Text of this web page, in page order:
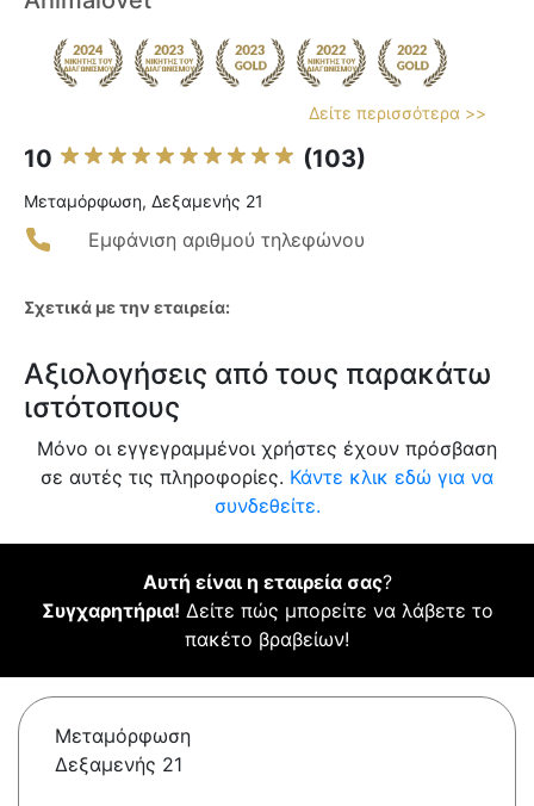
Δείτε περισσότερα >>
10 (103)
Μεταμόρφωση, Δεξαμενής 21
Εμφάνιση αριθμού τηλεφώνου
Σχετικά με την εταιρεία:
Αξιολογήσεις από τους παρακάτω
ιστότοπους
Μόνο οι εγγεγραμμένοι χρήστες έχουν πρόσβαση
σε αυτές τις πληροφορίες. Κάντε κλικ εδώ για να
συνδεθείτε.
Αυτή είναι η εταιρεία σας?
Συγχαρητήρια! Δείτε πώς μπορείτε να λάβετε το
πακέτο βραβείων!
Μεταμόρφωση
Δεξαμενής 21